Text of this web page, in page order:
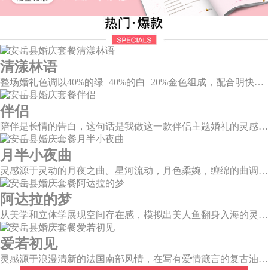
清漾林语
整场婚礼色调以40%的绿+40%的白+20%金色组成，配合明快的色调流露出生机盎然，既维持极简线条设计感，又巧妙把握住视觉情绪。
伴侣
陪伴是长情的告白，这句话是我做这一款伴侣主题婚礼的灵感。今年大热的珊瑚橙带来了一如陪伴的温暖和细腻，半圆为载体的发光情侣头像深情对望，一起组成完整的圆环，一如初见时的美好，又似陪伴一生的美满。
月半小夜曲
灵感源于灵动的月夜之曲。星河流动，月色柔婉，缠绵的曲调自花叶间隐隐传来，撩人心弦。
阿达拉的梦
从美学和立体学展现空间存在感，模拟出美人鱼翻身入海的灵动意韵，将视觉效果铺延至海平面，既交织出柔和梦幻质感，又如浪花般波光伏动，熠熠闪耀。
爱若初见
灵感源于浪漫清新的法国南部风情，在写有爱情箴言的复古油画卷轴前，互诉诺言，相守一生。